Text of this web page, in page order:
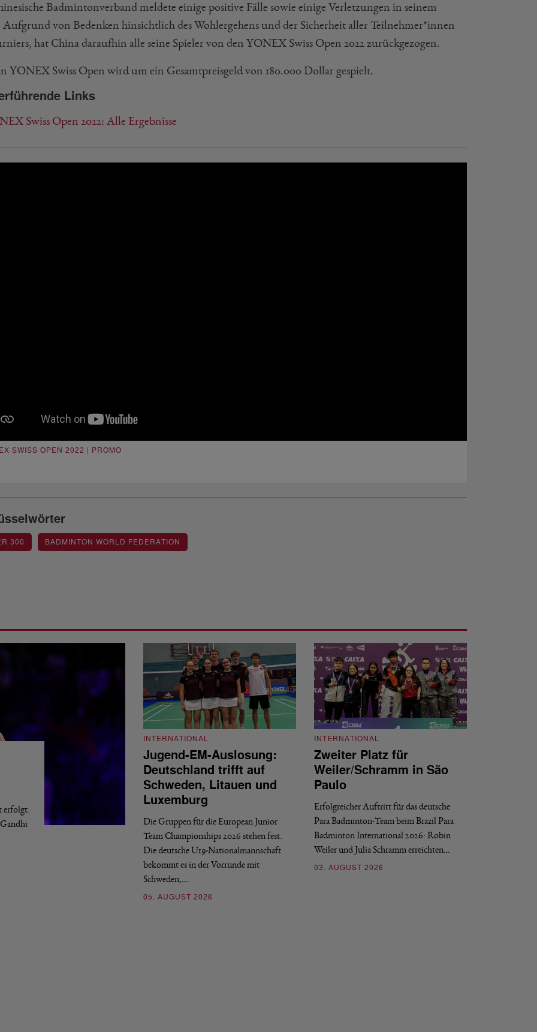
Badmintonverband meldete einige positive Fälle sowie einige Verletzungen in seinem
Aufgrund von Bedenken hinsichtlich des Wohlergehens und der Sicherheit aller Teilnehmer*innen
hat China daraufhin alle seine Spieler von den YONEX Swiss Open 2022 zurückgezogen.
YONEX Swiss Open wird um ein Gesamtpreisgeld von 180.000 Dollar gespielt.
Links
Swiss Open 2022: Alle Ergebnisse
SWISS OPEN 2022 | PROMO
300 BADMINTON WORLD FEDERATION
erfolgt.
INTERNATIONAL
Jugend-EM-Auslosung:
Deutschland trifft auf
Schweden, Litauen und
Luxemburg
Die Gruppen für die European Junior
Team Championships 2026 stehen fest.
Die deutsche U19-Nationalmannschaft
bekommt es in der Vorrunde mit
Schweden,…
05. AUGUST 2026
INTERNATIONAL
Zweiter Platz für
Weiler/Schramm in São
Paulo
Erfolgreicher Auftritt für das deutsche
Para Badminton-Team beim Brazil Para
Badminton International 2026: Robin
Weiler und Julia Schramm erreichten…
03. AUGUST 2026